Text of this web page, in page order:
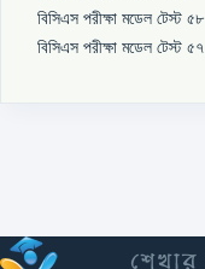
বিসিএস পরীক্ষা মডেল টেস্ট ৫৮
বিসিএস পরীক্ষা মডেল টেস্ট ৫৭